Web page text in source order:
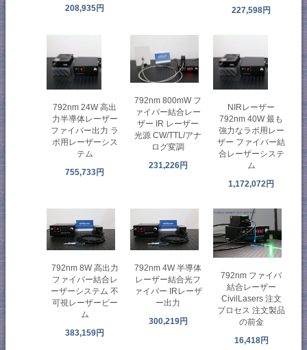
208,935円
227,598円
792nm 24W 高出
力半導体レーザー
ファイバー出力 ラ
ボ用レーザーシス
テム
755,733円
792nm 800mW フ
ァイバー結合レー
ザー IR レーザー
光源 CW/TTL/アナ
ログ変調
231,226円
NIRレーザー
792nm 40W 最も
強力なラボ用レー
ザー ファイバー結
合レーザーシステ
ム
1,172,072円
792nm 8W 高出力
ファイバー結合レ
ーザーシステム 不
可視レーザービー
ム
383,159円
792nm 4W 半導体
レーザー結合光フ
ァイバー IRレーザ
ー出力
300,219円
792nm ファイバ
結合レーザー
CivilLasers 注文
プロセス 注文製品
の前金
16,418円